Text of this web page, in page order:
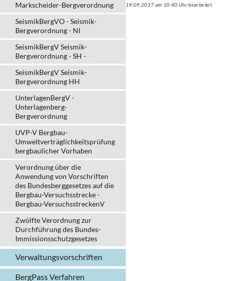
Markscheider-Bergverordnung
SeismikBergVO - Seismik-
Bergverordnung - NI
SeismikBergV Seismik-
Bergverordnung - SH -
SeismikBergV Seismik-
Bergverordnung HH
UnterlagenBergV -
Unterlagenberg-
Bergverordnung
UVP-V Bergbau-
Umweltverträglichkeits­prüfung
bergbau­licher Vorhaben
Verordnung über die
Anwendung von Vorschriften
des Bundesberggesetzes auf die
Bergbau-Versuchsstrecke -
Bergbau-VersuchsstreckenV
Zwölfte Verordnung zur
Durchführung des Bundes-
Immissionsschutzgesetzes
Verwaltungs­vorschriften
BergPass Verfahren
19.09.2017 um 10:40 Uhr bearbeitet.